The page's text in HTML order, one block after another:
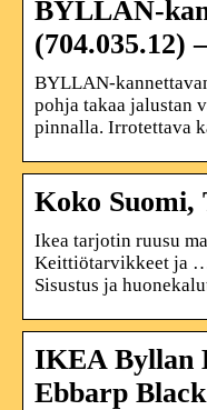
BYLLAN-
(704.035.12)
BYLLAN-
pohja takaa jalustan
pinnalla. Irrotettava
Koko Suomi,
Ikea tarjotin ruusu
Keittiötarvikkeet ja
Sisustus ja
IKEA Byllan
Ebbarp